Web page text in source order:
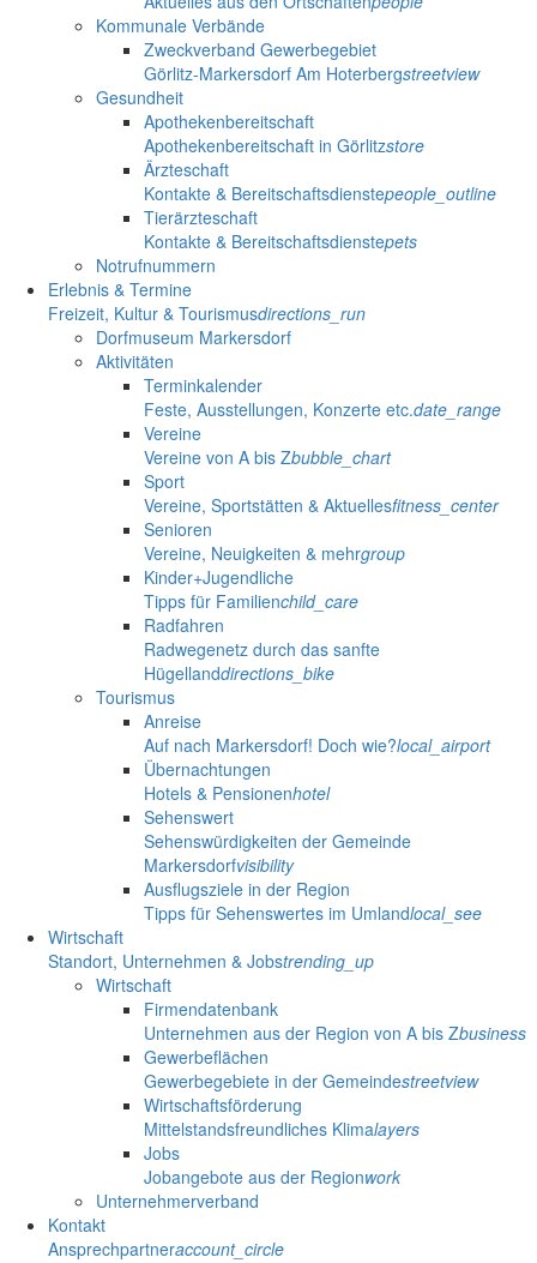
Kommunale Verbände
Zweckverband Gewerbegebiet
Görlitz-Markersdorf Am Hoterbergstreetview
Gesundheit
Apothekenbereitschaft
Apothekenbereitschaft in Görlitzstore
Ärzteschaft
Kontakte & Bereitschaftsdienstepeople_outline
Tierärzteschaft
Kontakte & Bereitschaftsdienstepets
Notrufnummern
Erlebnis & Termine
Freizeit, Kultur & Tourismusdirections_run
Dorfmuseum Markersdorf
Aktivitäten
Terminkalender
Feste, Ausstellungen, Konzerte etc.date_range
Vereine
Vereine von A bis Zbubble_chart
Sport
Vereine, Sportstätten & Aktuellesfitness_center
Senioren
Vereine, Neuigkeiten & mehrgroup
Kinder+Jugendliche
Tipps für Familienchild_care
Radfahren
Radwegenetz durch das sanfte
Hügellanddirections_bike
Tourismus
Anreise
Auf nach Markersdorf! Doch wie?local_airport
Übernachtungen
Hotels & Pensionenhotel
Sehenswert
Sehenswürdigkeiten der Gemeinde
Markersdorfvisibility
Ausflugsziele in der Region
Tipps für Sehenswertes im Umlandlocal_see
Wirtschaft
Standort, Unternehmen & Jobstrending_up
Wirtschaft
Firmendatenbank
Unternehmen aus der Region von A bis Zbusiness
Gewerbeflächen
Gewerbegebiete in der Gemeindestreetview
Wirtschaftsförderung
Mittelstandsfreundliches Klimalayers
Jobs
Jobangebote aus der Regionwork
Unternehmerverband
Kontakt
Ansprechpartneraccount_circle